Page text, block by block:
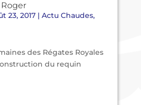
23, 2017| Actu Chaudes,
des Régates Royales
du requin